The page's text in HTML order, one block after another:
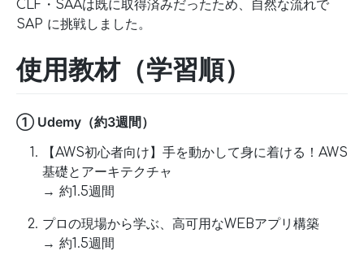
CLF・SAAは既に取得済みだったため、自然な流れで
SAP に挑戦しました。
使用教材（学習順）
① Udemy（約3週間）
【AWS初心者向け】手を動かして身に着ける！AWS
基礎とアーキテクチャ
→ 約1.5週間
プロの現場から学ぶ、高可用なWEBアプリ構築
→ 約1.5週間